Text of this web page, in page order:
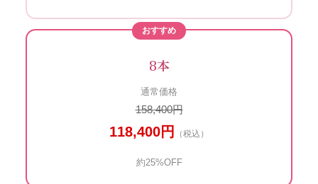
おすすめ
8本
通常価格
158,400円
118,400円 （税込）
約25%OFF